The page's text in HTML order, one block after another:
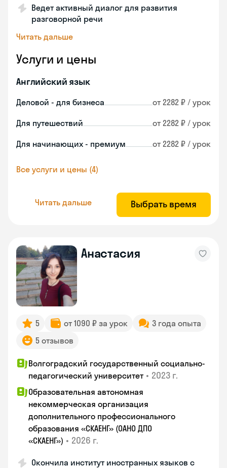
Ведет активный диалог для развития
разговорной речи
Читать дальше
Услуги и цены
Английский язык
Деловой - для бизнеса от 2282 ₽ / урок
Для путешествий от 2282 ₽ / урок
Для начинающих - премиум от 2282 ₽ / урок
Все услуги и цены (4)
Читать дальше Выбрать время
Анастасия
5 от 1090 ₽ за урок
3 года опыта
5 отзывов
Волгоградский государственный социально-
педагогический университет • 2023 г.
Образовательная автономная
некоммерческая организация
дополнительного профессионального
образования «СКАЕНГ» (ОАНО ДПО
«СКАЕНГ») • 2026 г.
Окончила институт иностранных языков с